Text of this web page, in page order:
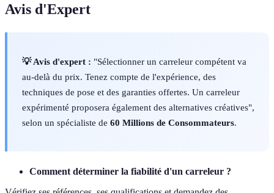
Avis d'Expert
💡 Avis d'expert : "Sélectionner un carreleur compétent va
au-delà du prix. Tenez compte de l'expérience, des
techniques de pose et des garanties offertes. Un carreleur
expérimenté proposera également des alternatives créatives",
selon un spécialiste de 60 Millions de Consommateurs.
Comment déterminer la fiabilité d'un carreleur ?